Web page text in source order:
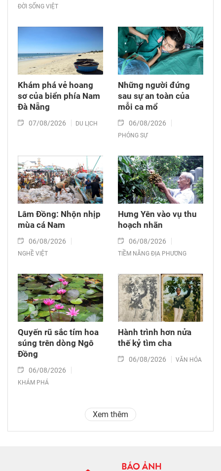
ĐỜI SỐNG VIỆT
Khám phá vẻ hoang
sơ của biển phía Nam
Đà Nẵng
07/08/2026 DU LỊCH
Những người đứng
sau sự an toàn của
mỗi ca mổ
06/08/2026
PHÓNG SỰ
Lâm Đồng: Nhộn nhịp
mùa cá Nam
06/08/2026
NGHỀ VIỆT
Hưng Yên vào vụ thu
hoạch nhãn
06/08/2026
TIỀM NĂNG ĐỊA PHƯƠNG
Quyến rũ sắc tím hoa
súng trên dòng Ngô
Đồng
06/08/2026
KHÁM PHÁ
Hành trình hơn nửa
thế kỷ tìm cha
06/08/2026 VĂN HÓA
Xem thêm